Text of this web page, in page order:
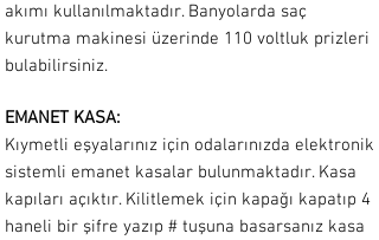
akımı kullanılmaktadır. Banyolarda saç
kurutma makinesi üzerinde 110 voltluk prizleri
bulabilirsiniz.
EMANET KASA:
Kıymetli eşyalarınız için odalarınızda elektronik
sistemli emanet kasalar bulunmaktadır. Kasa
kapıları açıktır. Kilitlemek için kapağı kapatıp 4
haneli bir şifre yazıp # tuşuna basarsanız kasa